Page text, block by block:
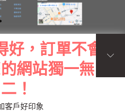
Skip
to
content
好，訂單不會
網站獨一無
二！
客戶好印象